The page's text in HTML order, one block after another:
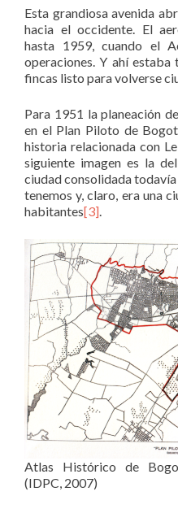
Esta grandiosa avenida
hacia el occidente. El
hasta 1959, cuando el
operaciones. Y ahí
fincas listo para volverse
Para 1951 la planeación
en el Plan Piloto de
historia relacionada con
siguiente imagen es la
ciudad consolidada
tenemos y, claro, era una
habitantes[3]
Atlas Histórico de
(IDPC, 2007)